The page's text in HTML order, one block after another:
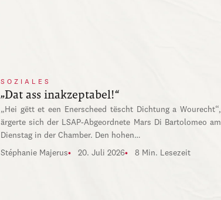
SOZIALES
„Dat ass inakzeptabel!“
„Hei gëtt et een Enerscheed tëscht Dichtung a Wourecht“,
ärgerte sich der LSAP-Abgeordnete Mars Di Bartolomeo am
Dienstag in der Chamber. Den hohen…
Stéphanie Majerus 20. Juli 2026 8 Min. Lesezeit